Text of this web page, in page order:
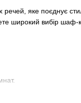
речей, яке поєднує
широкий вибір шаф-